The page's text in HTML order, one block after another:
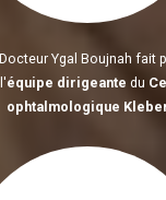
Ygal Boujnah fait
équipe dirigeante du
ophtalmologique